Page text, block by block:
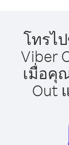
โทรไ
Viber
เมื่อคุ
Out